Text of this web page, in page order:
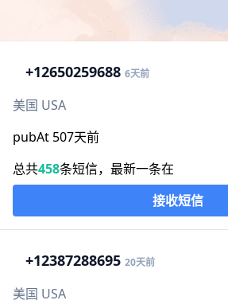
+12650259688 6天前
美国 USA
pubAt 507天前
总共458条短信，最新一条在
接收短信
+12387288695 20天前
美国 USA